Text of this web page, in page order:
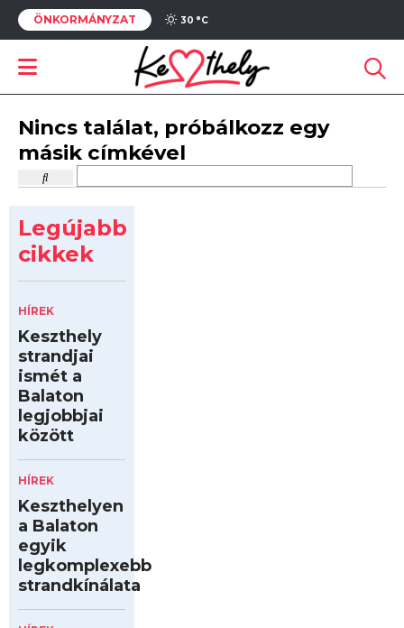
ÖNKORMÁNYZAT 30 °C
Nincs találat, próbálkozz egy
másik címkével
Legújabb
cikkek
HÍREK
Keszthely
strandjai
ismét a
Balaton
legjobbjai
között
HÍREK
Keszthelyen
a Balaton
egyik
legkomplexebb
strandkínálata